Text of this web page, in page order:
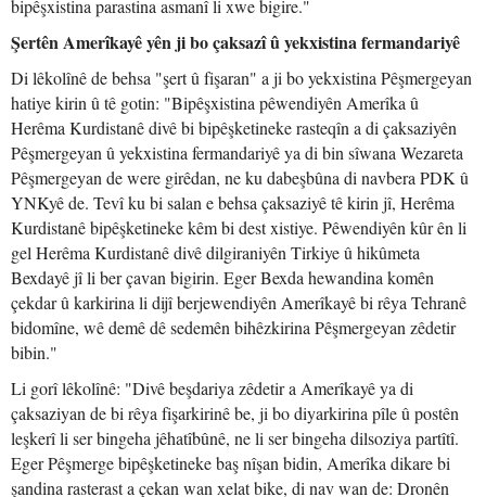
bipêşxistina parastina asmanî li xwe bigire."
Şertên Amerîkayê yên ji bo çaksazî û yekxistina fermandariyê
Di lêkolînê de behsa "şert û fişaran" a ji bo yekxistina Pêşmergeyan
hatiye kirin û tê gotin: "Bipêşxistina pêwendiyên Amerîka û
Herêma Kurdistanê divê bi bipêşketineke rasteqîn a di çaksaziyên
Pêşmergeyan û yekxistina fermandariyê ya di bin sîwana Wezareta
Pêşmergeyan de were girêdan, ne ku dabeşbûna di navbera PDK û
YNKyê de. Tevî ku bi salan e behsa çaksaziyê tê kirin jî, Herêma
Kurdistanê bipêşketineke kêm bi dest xistiye. Pêwendiyên kûr ên li
gel Herêma Kurdistanê divê dilgiraniyên Tirkiye û hikûmeta
Bexdayê jî li ber çavan bigirin. Eger Bexda hewandina komên
çekdar û karkirina li dijî berjewendiyên Amerîkayê bi rêya Tehranê
bidomîne, wê demê dê sedemên bihêzkirina Pêşmergeyan zêdetir
bibin."
Li gorî lêkolînê: "Divê beşdariya zêdetir a Amerîkayê ya di
çaksaziyan de bi rêya fişarkirinê be, ji bo diyarkirina pîle û postên
leşkerî li ser bingeha jêhatîbûnê, ne li ser bingeha dilsoziya partîtî.
Eger Pêşmerge bipêşketineke baş nîşan bidin, Amerîka dikare bi
şandina rasterast a çekan wan xelat bike, di nav wan de: Dronên